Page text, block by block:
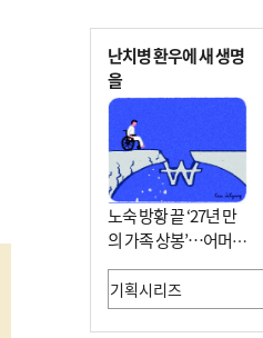
난치병 환우에 새 생명
을
노숙 방황 끝 ‘27년 만
의 가족 상봉’…어머니
와 행복 꿈꿔